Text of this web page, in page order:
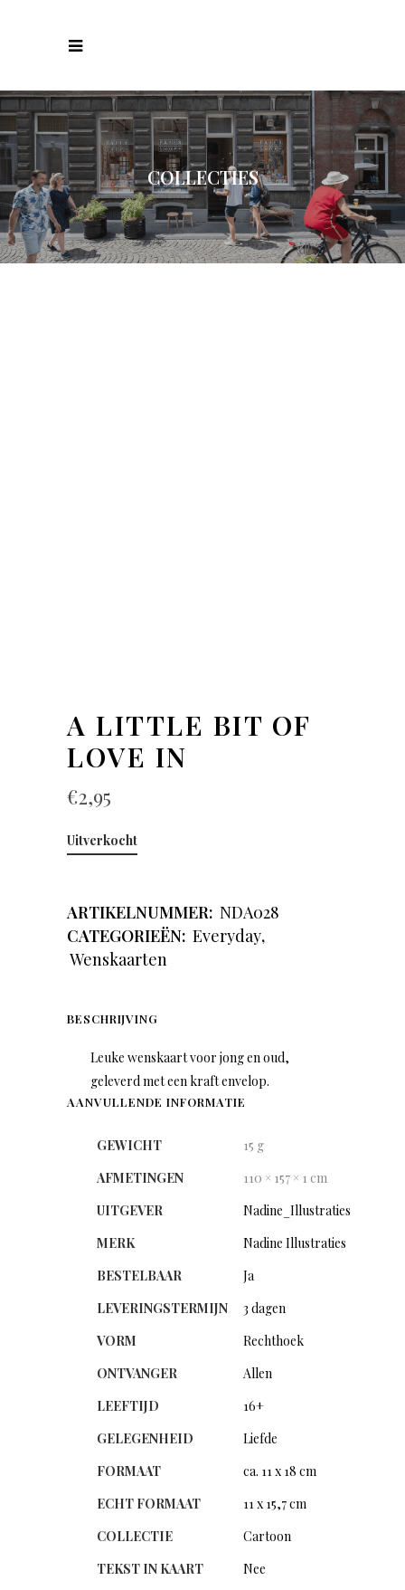
COLLECTIES
A LITTLE BIT OF
LOVE IN
€2,95
Uitverkocht
ARTIKELNUMMER: NDA028
CATEGORIEËN: Everyday,
Wenskaarten
BESCHRIJVING
Leuke wenskaart voor jong en oud,
geleverd met een kraft envelop.
AANVULLENDE INFORMATIE
GEWICHT
15 g
AFMETINGEN
110 × 157 × 1 cm
UITGEVER
Nadine_Illustraties
MERK
Nadine Illustraties
BESTELBAAR
Ja
LEVERINGSTERMIJN
3 dagen
VORM
Rechthoek
ONTVANGER
Allen
LEEFTIJD
16+
GELEGENHEID
Liefde
FORMAAT
ca. 11 x 18 cm
ECHT FORMAAT
11 x 15,7 cm
COLLECTIE
Cartoon
TEKST IN KAART
Nee